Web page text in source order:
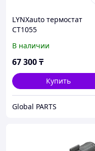
LYNXauto термостат
CT1055
В наличии
67 300₸
Купить
Global PARTS